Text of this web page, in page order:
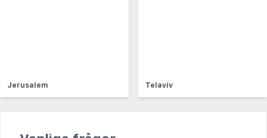
Jerusalem Telaviv